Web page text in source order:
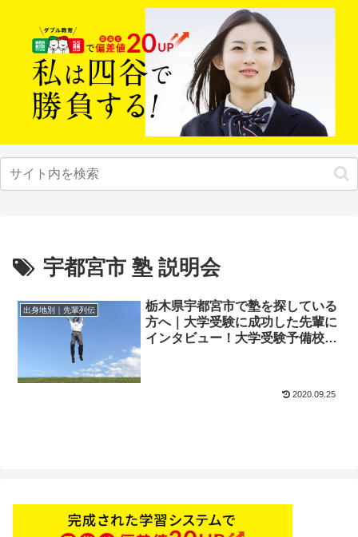
宇都宮市 塾 説明会
出身地別｜先輩列伝
栃木県宇都宮市で塾を探している
方へ｜大学受験に成功した先輩に
インタビュー！大学受験予備校四
2020.09.25